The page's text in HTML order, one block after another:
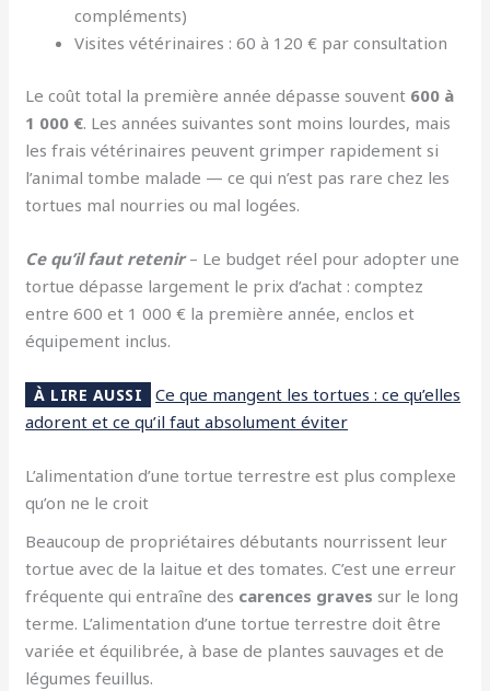
compléments)
Visites vétérinaires : 60 à 120 € par consultation
Le coût total la première année dépasse souvent 600 à
1 000 €. Les années suivantes sont moins lourdes, mais
les frais vétérinaires peuvent grimper rapidement si
l’animal tombe malade — ce qui n’est pas rare chez les
tortues mal nourries ou mal logées.
Ce qu’il faut retenir– Le budget réel pour adopter une
tortue dépasse largement le prix d’achat : comptez
entre 600 et 1 000 € la première année, enclos et
équipement inclus.
À LIRE AUSSI
Ce que mangent les tortues : ce qu’elles
adorent et ce qu’il faut absolument éviter
L’alimentation d’une tortue terrestre est plus complexe
qu’on ne le croit
Beaucoup de propriétaires débutants nourrissent leur
tortue avec de la laitue et des tomates. C’est une erreur
fréquente qui entraîne des carences graves sur le long
terme. L’alimentation d’une tortue terrestre doit être
variée et équilibrée, à base de plantes sauvages et de
légumes feuillus.